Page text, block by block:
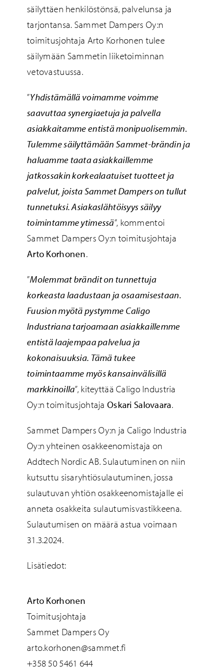
säilyttäen henkilöstönsä, palvelunsa ja
tarjontansa. Sammet Dampers Oy:n
toimitusjohtaja Arto Korhonen tulee
säilymään Sammetin liiketoiminnan
vetovastuussa.
”Yhdistämällä voimamme voimme
saavuttaa synergiaetuja ja palvella
asiakkaitamme entistä monipuolisemmin.
Tulemme säilyttämään Sammet-brändin ja
haluamme taata asiakkaillemme
jatkossakin korkealaatuiset tuotteet ja
palvelut, joista Sammet Dampers on tullut
tunnetuksi. Asiakaslähtöisyys säilyy
toimintamme ytimessä”, kommentoi
Sammet Dampers Oy:n toimitusjohtaja
Arto Korhonen.
”Molemmat brändit on tunnettuja
korkeasta laadustaan ja osaamisestaan.
Fuusion myötä pystymme Caligo
Industriana tarjoamaan asiakkaillemme
entistä laajempaa palvelua ja
kokonaisuuksia. Tämä tukee
toimintaamme myös kansainvälisillä
markkinoilla”, kiteyttää Caligo Industria
Oy:n toimitusjohtaja Oskari Salovaara.
Sammet Dampers Oy:n ja Caligo Industria
Oy:n yhteinen osakkeenomistaja on
Addtech Nordic AB. Sulautuminen on niin
kutsuttu sisaryhtiösulautuminen, jossa
sulautuvan yhtiön osakkeenomistajalle ei
anneta osakkeita sulautumisvastikkeena.
Sulautumisen on määrä astua voimaan
31.3.2024.
Lisätiedot:
Arto Korhonen
Toimitusjohtaja
Sammet Dampers Oy
arto.korhonen@sammet.fi
+358 50 5461 644